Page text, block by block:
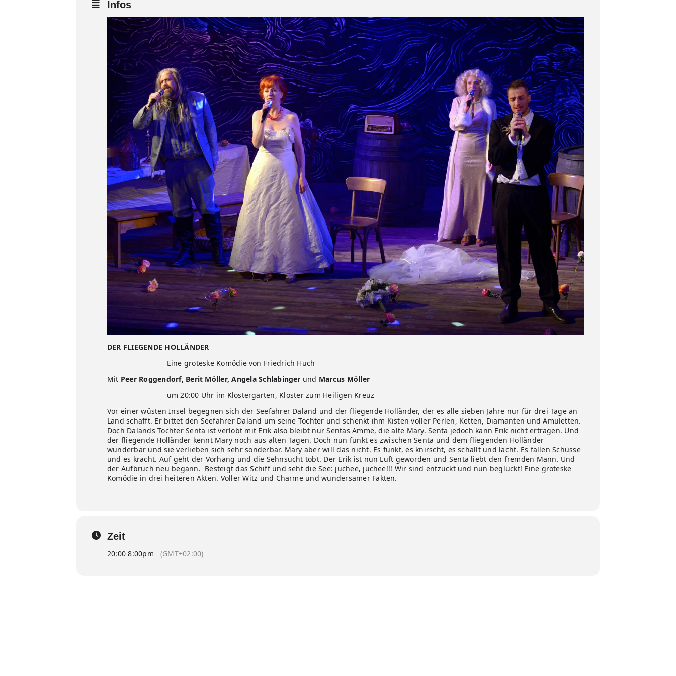
Infos
DER FLIEGENDE HOLLÄNDER
Eine groteske Komödie von Friedrich Huch
Mit Peer Roggendorf, Berit Möller, Angela Schlabinger und Marcus Möller
um 20:00 Uhr im Klostergarten, Kloster zum Heiligen Kreuz
Vor einer wüsten Insel begegnen sich der Seefahrer Daland und der fliegende Holländer, der es alle sieben Jahre nur für drei Tage an
Land schafft. Er bittet den Seefahrer Daland um seine Tochter und schenkt ihm Kisten voller Perlen, Ketten, Diamanten und Amuletten.
Doch Dalands Tochter Senta ist verlobt mit Erik also bleibt nur Sentas Amme, die alte Mary. Senta jedoch kann Erik nicht ertragen. Und
der fliegende Holländer kennt Mary noch aus alten Tagen. Doch nun funkt es zwischen Senta und dem fliegenden Holländer
wunderbar und sie verlieben sich sehr sonderbar. Mary aber will das nicht. Es funkt, es knirscht, es schallt und lacht. Es fallen Schüsse
und es kracht. Auf geht der Vorhang und die Sehnsucht tobt. Der Erik ist nun Luft geworden und Senta liebt den fremden Mann. Und
der Aufbruch neu begann. Besteigt das Schiff und seht die See: juchee, juchee!!! Wir sind entzückt und nun beglückt! Eine groteske
Komödie in drei heiteren Akten. Voller Witz und Charme und wundersamer Fakten.
Zeit
20:00 8:00pm (GMT+02:00)